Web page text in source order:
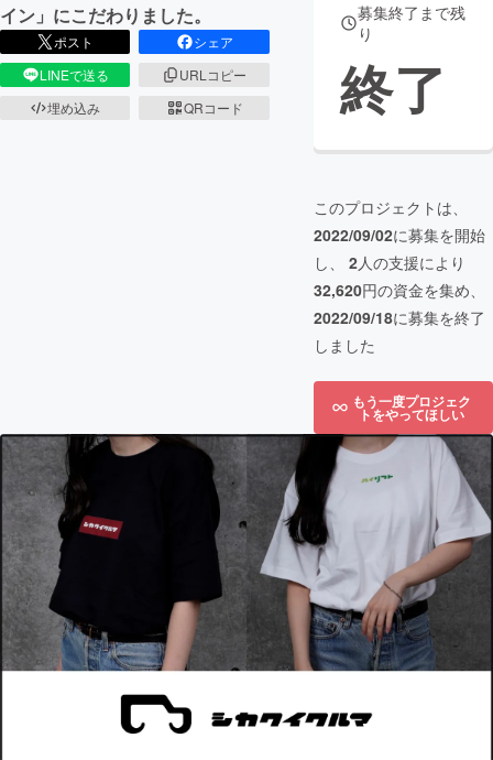
イン」にこだわりました。
ポスト
シェア
LINEで送る
URLコピー
埋め込み
QRコード
募集終了まで残
り
終了
このプロジェクトは、
2022/09/02に募集を開始
し、 2人の支援により
32,620円の資金を集め、
2022/09/18に募集を終了
しました
もう一度プロジェク
トをやってほしい